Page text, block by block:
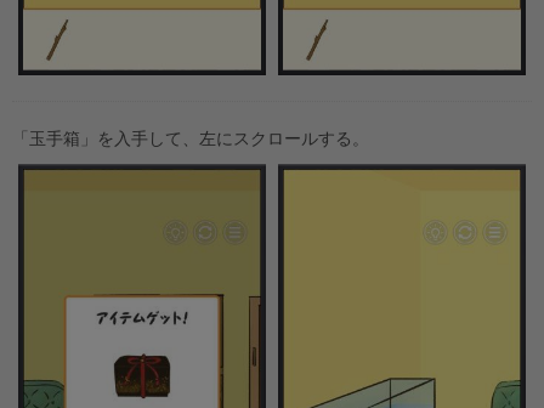
「玉手箱」を入手して、左にスクロールする。